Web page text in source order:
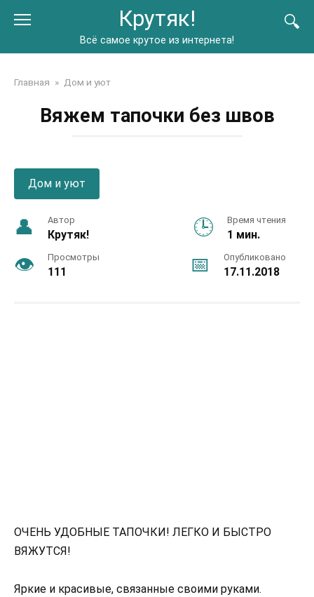
Крутяк!
Всё самое крутое из интернета!
Главная » Дом и уют
Вяжем тапочки без швов
Дом и уют
Автор
Крутяк!
Время чтения
1 мин.
Просмотры
111
Опубликовано
17.11.2018
ОЧЕНЬ УДОБНЫЕ ТАПОЧКИ! ЛЕГКО И БЫСТРО
ВЯЖУТСЯ!
Яркие и красивые, связанные своими руками.